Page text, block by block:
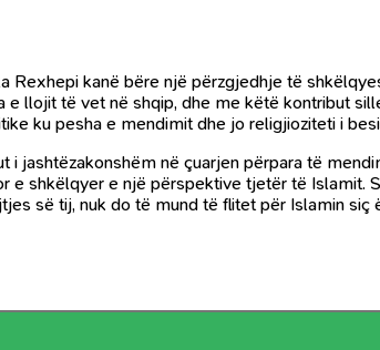
Rexhepi kanë bëre një përzgjedhje të
e llojit të vet në shqip, dhe me këtë kontribut
ku pesha e mendimit dhe jo religjioziteti i
i jashtëzakonshëm në çuarjen përpara të
e shkëlqyer e një përspektive tjetër të Islamit.
së tij, nuk do të mund të flitet për Islamin siç